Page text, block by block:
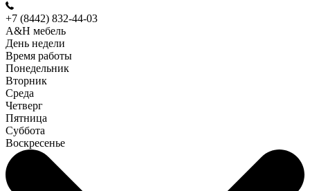
+7 (8442) 832-44-03
A&H мебель
День недели
Время работы
Понедельник
Вторник
Среда
Четверг
Пятница
Суббота
Воскресенье